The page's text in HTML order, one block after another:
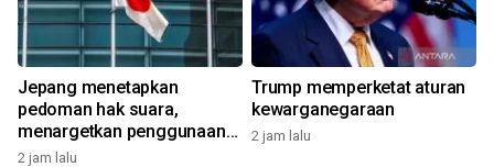
Jepang menetapkan
pedoman hak suara,
menargetkan penggunaan
AI tanpa izin
2 jam lalu
Trump memperketat aturan
kewarganegaraan
2 jam lalu